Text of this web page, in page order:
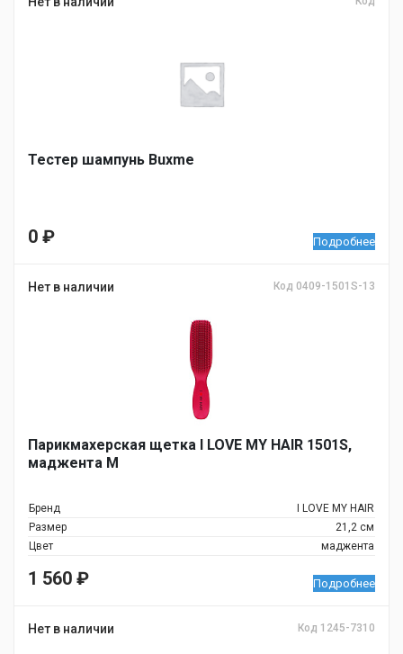
Тестер шампунь Buxme
0 ₽ Подробнее
Нет в наличии Код 0409-1501S-13
Парикмахерская щетка I LOVE MY HAIR 1501S,
маджента M
Бренд
I LOVE MY HAIR
Размер
21,2 см
Цвет
маджента
1 560 ₽ Подробнее
Нет в наличии Код 1245-7310